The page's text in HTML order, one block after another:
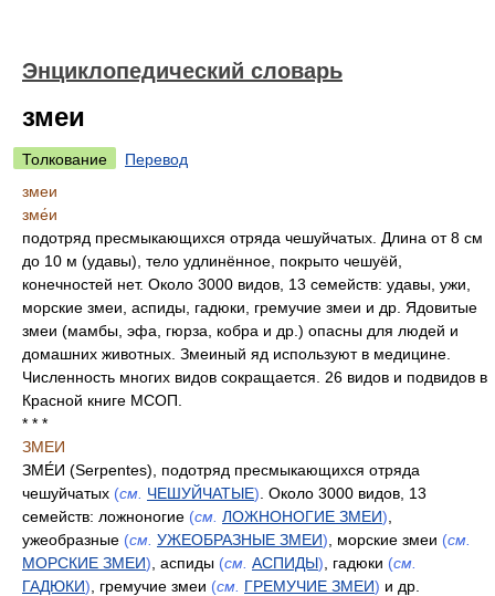
Энциклопедический словарь
змеи
Толкование
Перевод
змеи
зме́и
подотряд пресмыкающихся отряда чешуйчатых. Длина от 8 см
до 10 м (удавы), тело удлинённое, покрыто чешуёй,
конечностей нет. Около 3000 видов, 13 семейств: удавы, ужи,
морские змеи, аспиды, гадюки, гремучие змеи и др. Ядовитые
змеи (мамбы, эфа, гюрза, кобра и др.) опасны для людей и
домашних животных. Змеиный яд используют в медицине.
Численность многих видов сокращается. 26 видов и подвидов в
Красной книге МСОП.
* * *
ЗМЕИ
ЗМЕ́И (Serpentes), подотряд пресмыкающихся отряда
чешуйчатых (см. ЧЕШУЙЧАТЫЕ) . Около 3000 видов, 13
семейств: ложноногие (см. ЛОЖНОНОГИЕ ЗМЕИ)
ужеобразные (см. УЖЕОБРАЗНЫЕ ЗМЕИ) , морские змеи (см.
МОРСКИЕ ЗМЕИ) , аспиды (см. АСПИДЫ) , гадюки (см.
ГАДЮКИ) , гремучие змеи (см. ГРЕМУЧИЕ ЗМЕИ) и др.